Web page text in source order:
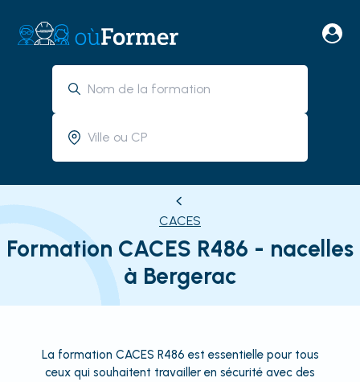
CACES
Formation CACES R486 - nacelles
à Bergerac
La formation CACES R486 est essentielle pour tous
ceux qui souhaitent travailler en sécurité avec des